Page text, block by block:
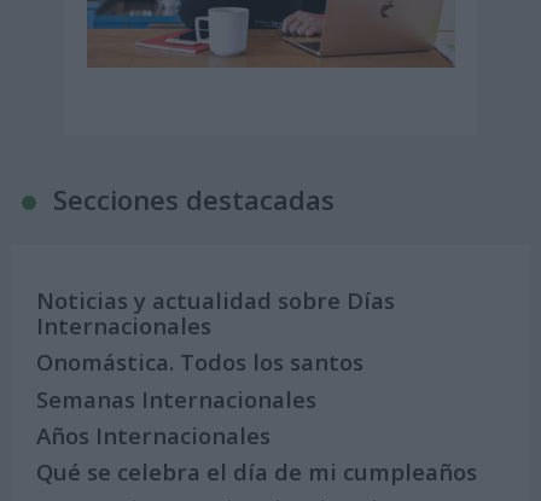
Secciones destacadas
Noticias y actualidad sobre Días
Internacionales
Onomástica. Todos los santos
Semanas Internacionales
Años Internacionales
Qué se celebra el día de mi cumpleaños